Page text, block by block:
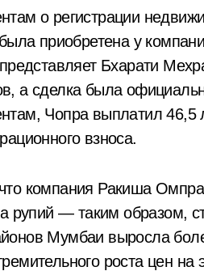
о регистрации
приобретена у
Бхарати
а сделка была
Чопра выплатил 46,5
взноса.
компания Ракиша
рупий — таким образом,
Мумбаи выросла
роста цен